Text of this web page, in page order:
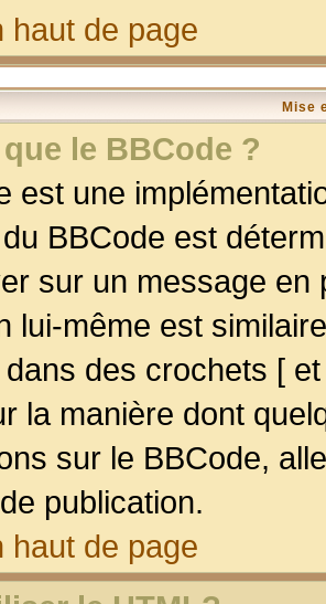
haut de page
Mise
le BBCode ?
est une
BBCode est
sur un message
lui-même est
des crochets [
la manière dont
sur le BBCode,
publication.
haut de page